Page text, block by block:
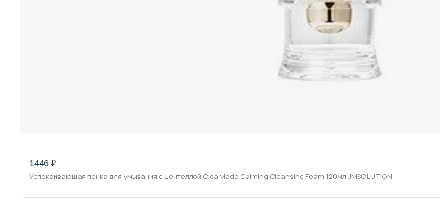
1446 ₽
Успокаивающая пенка для умывания с центеллой Cica Made Calming Cleansing Foam 120мл JMSOLUTION